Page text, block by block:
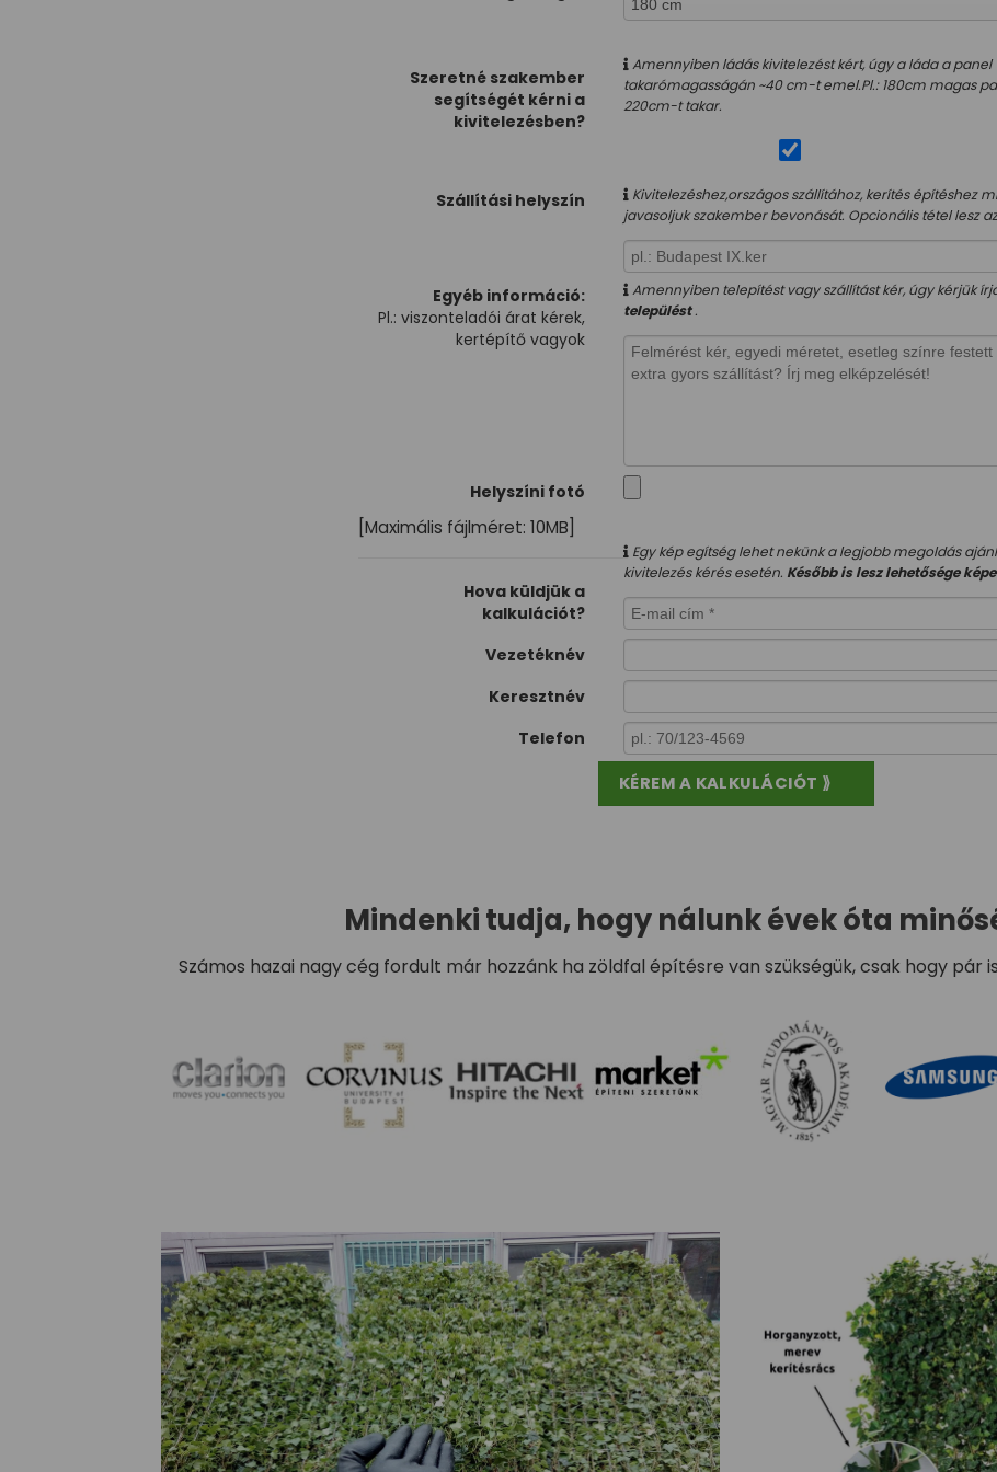
Amennyiben ládás kivitelezést kért, úgy a láda a panel
takarómagasságán ~40 cm-t emel.Pl.: 180cm magas
220cm-t takar.
Szeretné szakember
segítségét kérni a
kivitelezésben?
Kivitelezéshez,országos szállítához, kerítés építéshez
javasoljuk szakember bevonását. Opcionális tétel lesz
Szállítási helyszín
Amennyiben telepítést vagy szállítást kér, úgy kérjük
települést.
Egyéb információ:
Pl.: viszonteladói árat kérek,
kertépítő vagyok
Helyszíni fotó
[Maximális fájlméret: 10MB]
Egy kép egítség lehet nekünk a legjobb megoldás
kivitelezés kérés esetén. Később is lesz lehetősége
Hova küldjük a
kalkulációt?
Vezetéknév
Keresztnév
Telefon
Mindenki tudja, hogy nálunk évek óta
Számos hazai nagy cég fordult már hozzánk​ ha zöldfal építésre van szükségük, csak hogy